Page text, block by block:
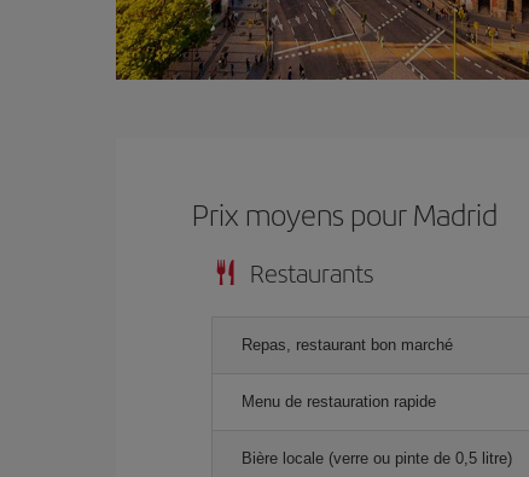
Prix ​​moyens pour Madrid
Restaurants
Repas, restaurant bon marché
Menu de restauration rapide
Bière locale (verre ou pinte de 0,5 litre)